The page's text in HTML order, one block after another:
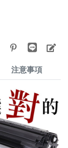
注意事項